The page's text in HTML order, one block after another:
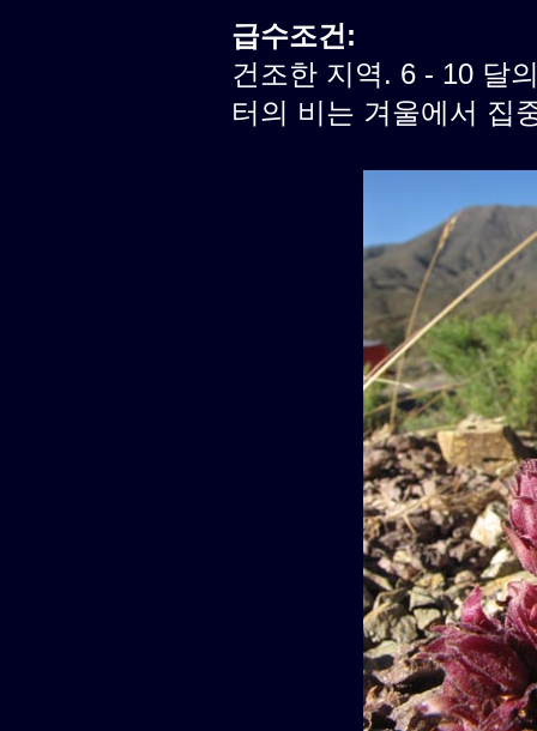
급수조건:
건조한 지역. 6 - 10 달
터의 비는 겨울에서 집